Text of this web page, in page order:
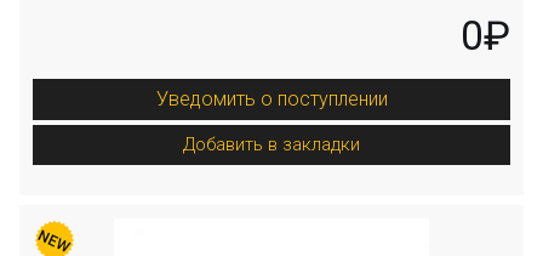
0₽
Уведомить о поступлении
Добавить в закладки